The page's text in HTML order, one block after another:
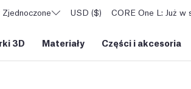
USD ($) CORE One L: Już w
3D Materiały Części i akcesoria